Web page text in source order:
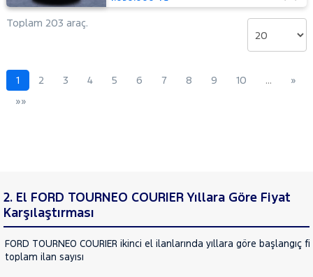
NISSAN
RENAULT
SEAT
TOYOTA
TRAKTÖR
VOLKSWAGEN
Toplam 203 araç.
1 2 3 4 5 6 7 8 9 10 …
»
»»
2. El FORD TOURNEO COURIER Yıllara Göre Fiyat
Karşılaştırması
FORD TOURNEO COURIER ikinci el ilanlarında yıllara göre başlangıç
toplam ilan sayısı